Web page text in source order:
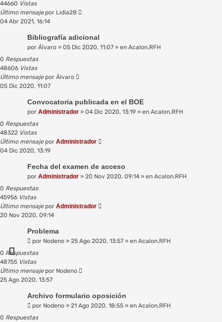
44660 Vistas
Último mensaje por Lidia28
04 Abr 2021, 16:14
Bibliografía adicional
por Álvaro » 05 Dic 2020, 11:07 » en Acalon.RFH
0 Respuestas
48606 Vistas
Último mensaje por Álvaro
05 Dic 2020, 11:07
Convocatoria publicada en el BOE
por Administrador » 04 Dic 2020, 13:19 » en Acalon.RFH
0 Respuestas
48322 Vistas
Último mensaje por Administrador
04 Dic 2020, 13:19
Fecha del examen de acceso
por Administrador » 20 Nov 2020, 09:14 » en Acalon.RFH
0 Respuestas
45956 Vistas
Último mensaje por Administrador
20 Nov 2020, 09:14
Problema
por Nodeno » 25 Ago 2020, 13:57 » en Acalon.RFH
0 Respuestas
48755 Vistas
Último mensaje por Nodeno
25 Ago 2020, 13:57
Archivo formulario oposición
por Nodeno » 21 Ago 2020, 18:55 » en Acalon.RFH
0 Respuestas